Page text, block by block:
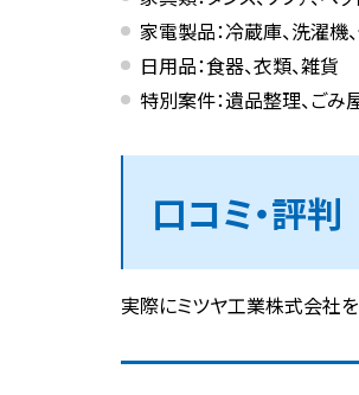
家電製品：冷蔵庫、洗濯機
日用品：食器、衣類、雑貨
特別案件：遺品整理、ご
口コミ・評判
実際にミツヤ工業株式会社